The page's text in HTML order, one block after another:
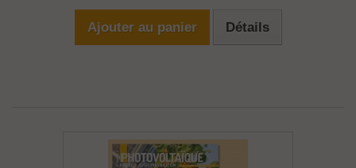
Ajouter au panier Détails